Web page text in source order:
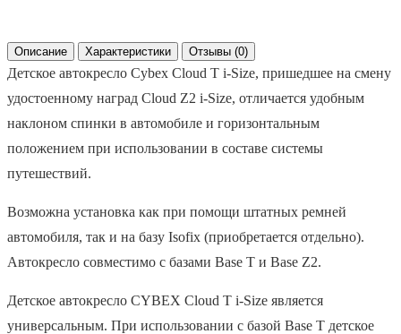
Описание Характеристики Отзывы (0)
Детское автокресло Cybex Cloud T i-Size, пришедшее на смену
удостоенному наград Cloud Z2 i-Size, отличается удобным
наклоном спинки в автомобиле и горизонтальным
положением при использовании в составе системы
путешествий.
Возможна установка как при помощи штатных ремней
автомобиля, так и на базу Isofix (приобретается отдельно).
Автокресло совместимо с базами Base T и Base Z2.
Детское автокресло CYBEX Cloud T i-Size является
универсальным. При использовании с базой Base T детское